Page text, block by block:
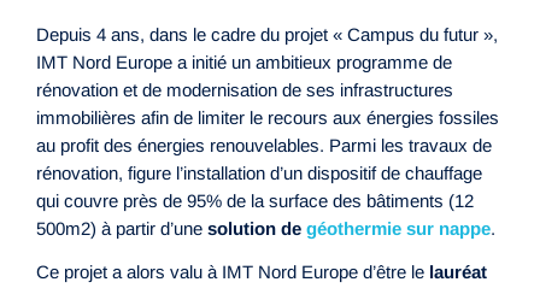
Depuis 4 ans, dans le cadre du projet « Campus du futur »,
IMT Nord Europe a initié un ambitieux programme de
rénovation et de modernisation de ses infrastructures
immobilières afin de limiter le recours aux énergies fossiles
au profit des énergies renouvelables. Parmi les travaux de
rénovation, figure l’installation d’un dispositif de chauffage
qui couvre près de 95% de la surface des bâtiments (12
500m2) à partir d’une solution de géothermie sur nappe.
Ce projet a alors valu à IMT Nord Europe d’être le lauréat